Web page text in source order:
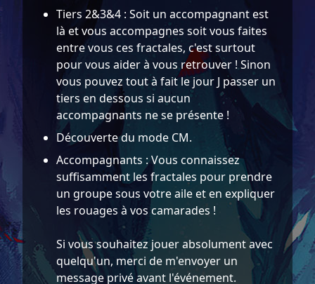
Tiers 2&3&4 : Soit un accompagnant est
là et vous accompagnes soit vous faites
entre vous ces fractales, c'est surtout
pour vous aider à vous retrouver ! Sinon
vous pouvez tout à fait le jour J passer un
tiers en dessous si aucun
accompagnants ne se présente !
Découverte du mode CM.
Accompagnants : Vous connaissez
suffisamment les fractales pour prendre
un groupe sous votre aile et en expliquer
les rouages à vos camarades !
Si vous souhaitez jouer absolument avec
quelqu'un, merci de m'envoyer un
message privé avant l'événement.